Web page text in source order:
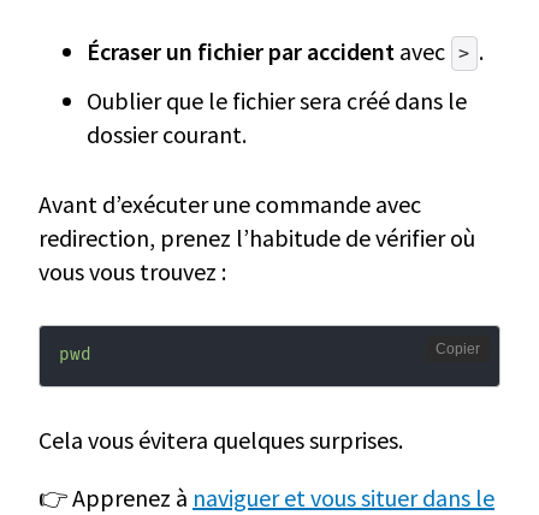
Écraser un fichier par accident avec > .
Oublier que le fichier sera créé dans le
dossier courant.
Avant d’exécuter une commande avec
redirection, prenez l’habitude de vérifier où
vous vous trouvez :
pwd Copier
Cela vous évitera quelques surprises.
👉 Apprenez à naviguer et vous situer dans le